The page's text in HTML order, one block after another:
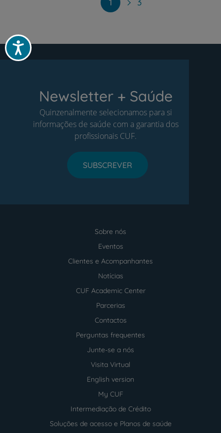
Acessibilidade
Newsletter + Saúde
Quinzenalmente selecionamos para si
informações de saúde com a garantia dos
profissionais CUF.
SUBSCREVER
Sobre nós
Eventos
Clientes e Acompanhantes
Notícias
CUF Academic Center
Parcerias
Contactos
Perguntas frequentes
Junte-se a nós
Visita Virtual
English version
My CUF
Intermediação de Crédito
Soluções de acesso e Planos de saúde